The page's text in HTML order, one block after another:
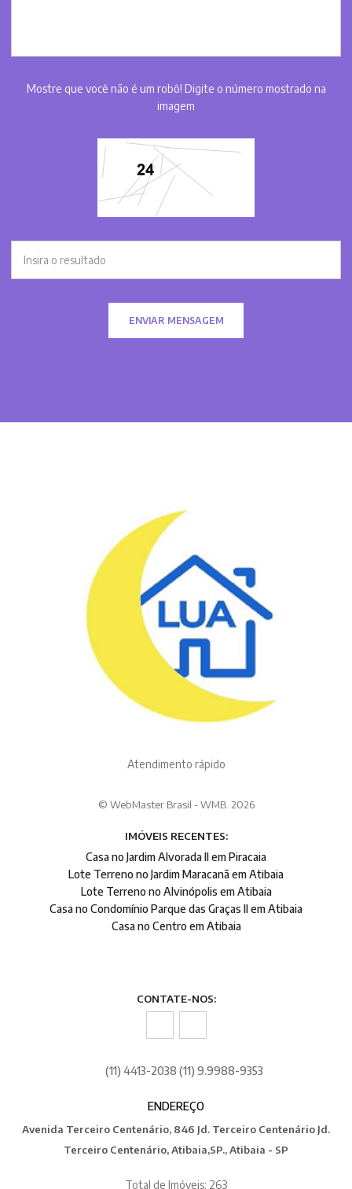
Mostre que você não é um robô! Digite o número mostrado na
imagem
ENVIAR MENSAGEM
Atendimento rápido
© WebMaster Brasil - WMB. 2026
IMÓVEIS RECENTES:
Casa no Jardim Alvorada II em Piracaia
Lote Terreno no Jardim Maracanã em Atibaia
Lote Terreno no Alvinópolis em Atibaia
Casa no Condomínio Parque das Graças II em Atibaia
Casa no Centro em Atibaia
CONTATE-NOS:
(11) 4413-2038 (11) 9.9988-9353
ENDEREÇO
Avenida Terceiro Centenário, 846 Jd. Terceiro Centenário Jd.
Terceiro Centenário, Atibaia,SP., Atibaia - SP
Total de Imóveis: 263